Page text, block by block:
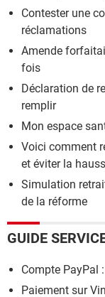
Contester une
réclamations
Amende
fois
Déclaration de
remplir
Mon espace
Voici comment
et éviter la
Simulation
de la réforme
GUIDE
Compte PayPal
Paiement sur